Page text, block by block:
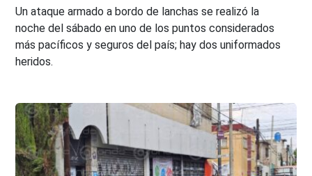
Un ataque armado a bordo de lanchas se realizó la
noche del sábado en uno de los puntos considerados
más pacíficos y seguros del país; hay dos uniformados
heridos.